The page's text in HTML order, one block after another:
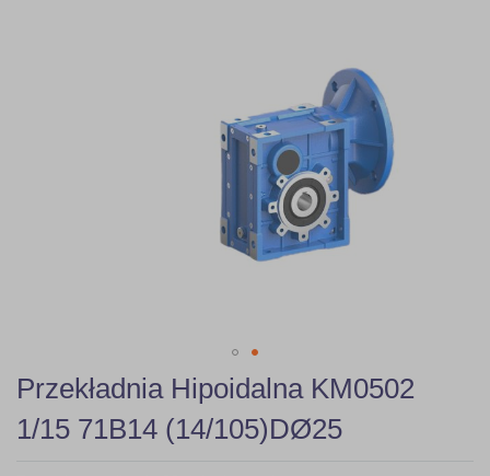
Skip
to
the
beginning
Przekładnia Hipoidalna KM0502
1/15 71B14 (14/105)DØ25